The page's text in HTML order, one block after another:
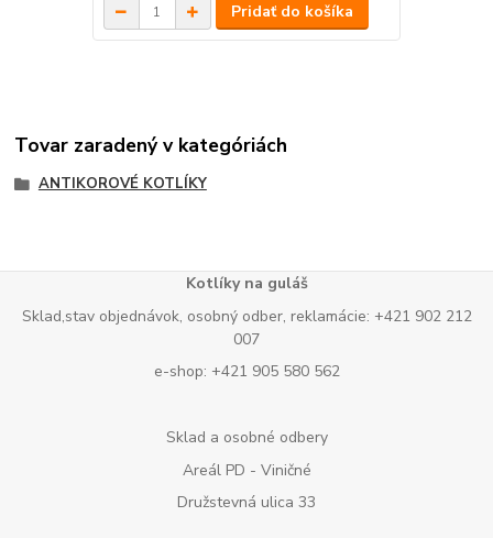
Pridať do košíka
Tovar zaradený v kategóriách
ANTIKOROVÉ KOTLÍKY
Kotlíky na guláš
Sklad,stav objednávok, osobný odber, reklamácie: +421 902 212
007
e-shop: +421 905 580 562
Sklad a osobné odbery
Areál PD - Viničné
Družstevná ulica 33